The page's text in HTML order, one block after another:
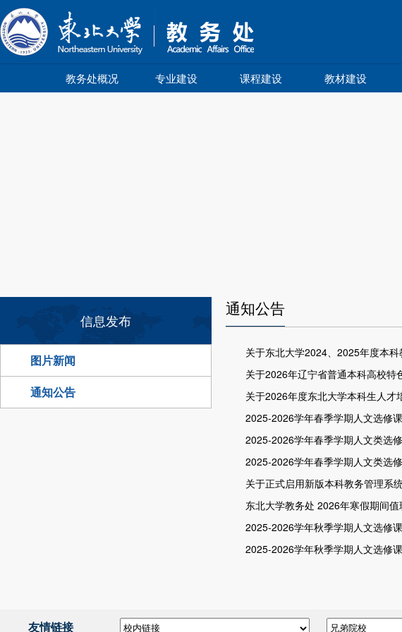
教务处概况 专业建设 课程建设 教材建设
信息发布
图片新闻
通知公告
通知公告
关于东北大学2024、2025年度本
关于2026年辽宁省普通本科高校特
关于2026年度东北大学本科生人
2025-2026学年春季学期人文选修
2025-2026学年春季学期人文类选
2025-2026学年春季学期人文类选
关于正式启用新版本科教务管理系
东北大学教务处 2026年寒假期间值
2025-2026学年秋季学期人文选修
2025-2026学年秋季学期人文选修
友情链接